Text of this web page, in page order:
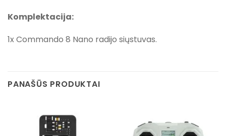
Komplektacija:
1x Commando 8 Nano radijo siųstuvas.
PANAŠŪS PRODUKTAI